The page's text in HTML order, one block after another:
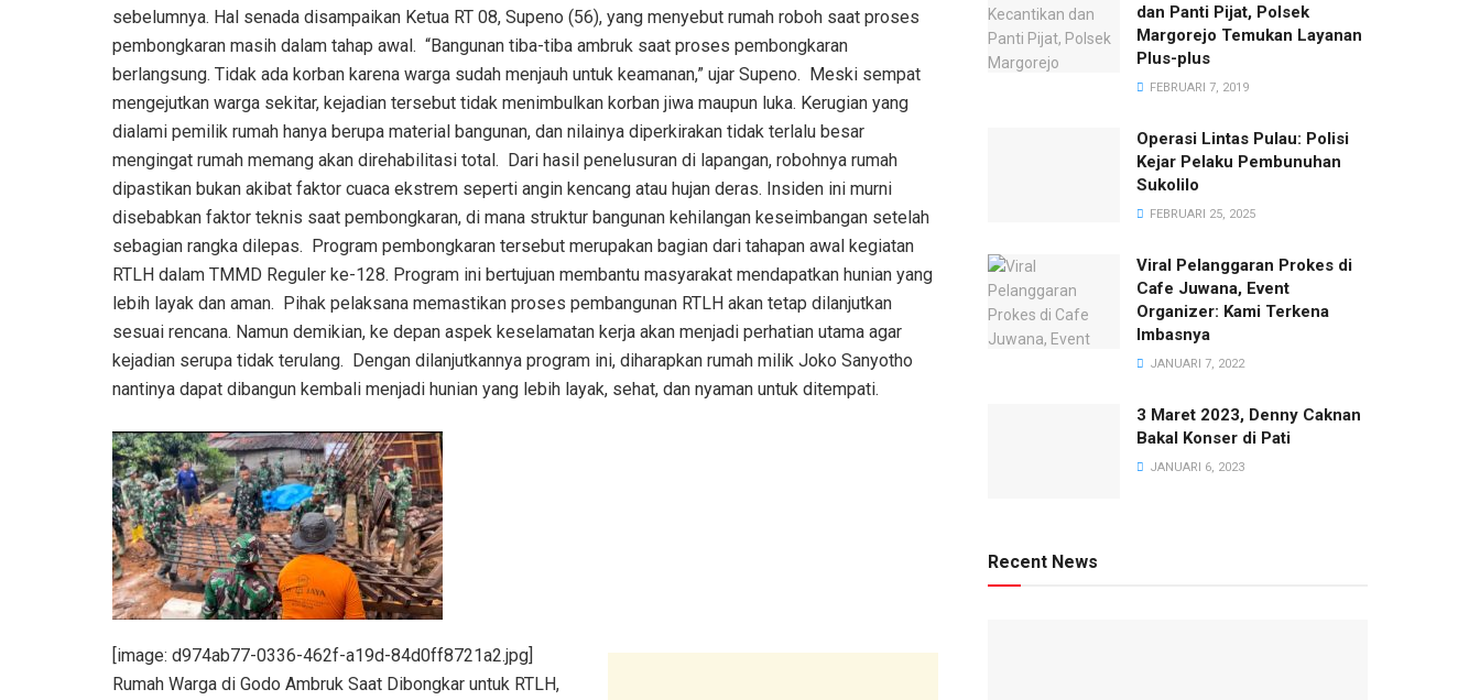
sebelumnya. Hal senada disampaikan Ketua RT 08, Supeno (56), yang menyebut rumah roboh saat proses
pembongkaran masih dalam tahap awal. ‎ ‎“Bangunan tiba-tiba ambruk saat proses pembongkaran
berlangsung. Tidak ada korban karena warga sudah menjauh untuk keamanan,” ujar Supeno. ‎ ‎Meski sempat
mengejutkan warga sekitar, kejadian tersebut tidak menimbulkan korban jiwa maupun luka. Kerugian yang
dialami pemilik rumah hanya berupa material bangunan, dan nilainya diperkirakan tidak terlalu besar
mengingat rumah memang akan direhabilitasi total. ‎ ‎Dari hasil penelusuran di lapangan, robohnya rumah
dipastikan bukan akibat faktor cuaca ekstrem seperti angin kencang atau hujan deras. Insiden ini murni
disebabkan faktor teknis saat pembongkaran, di mana struktur bangunan kehilangan keseimbangan setelah
sebagian rangka dilepas. ‎ ‎Program pembongkaran tersebut merupakan bagian dari tahapan awal kegiatan
RTLH dalam TMMD Reguler ke-128. Program ini bertujuan membantu masyarakat mendapatkan hunian yang
lebih layak dan aman. ‎ ‎Pihak pelaksana memastikan proses pembangunan RTLH akan tetap dilanjutkan
sesuai rencana. Namun demikian, ke depan aspek keselamatan kerja akan menjadi perhatian utama agar
kejadian serupa tidak terulang. ‎ ‎Dengan dilanjutkannya program ini, diharapkan rumah milik Joko Sanyotho
nantinya dapat dibangun kembali menjadi hunian yang lebih layak, sehat, dan nyaman untuk ditempati.
[image: d974ab77-0336-462f-a19d-84d0ff8721a2.jpg]
Rumah Warga di Godo Ambruk Saat Dibongkar untuk RTLH,
dan Panti Pijat, Polsek
Margorejo Temukan Layanan
Plus-plus
FEBRUARI 7, 2019
Operasi Lintas Pulau: Polisi
Kejar Pelaku Pembunuhan
Sukolilo
FEBRUARI 25, 2025
Viral Pelanggaran Prokes di
Cafe Juwana, Event
Organizer: Kami Terkena
Imbasnya
JANUARI 7, 2022
3 Maret 2023, Denny Caknan
Bakal Konser di Pati
JANUARI 6, 2023
Recent News